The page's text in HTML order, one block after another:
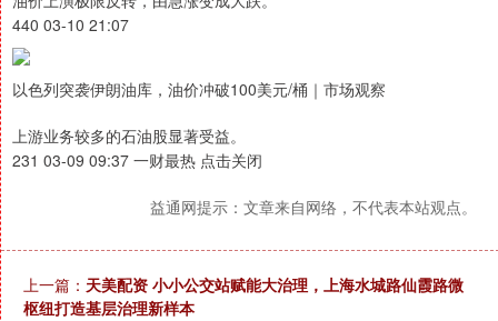
440 03-10 21:07
以色列突袭伊朗油库，油价冲破100美元/桶｜市场观察
上游业务较多的石油股显著受益。
231 03-09 09:37 一财最热 点击关闭
益通网提示：文章来自网络，不代表本站观点。
上一篇： 天美配资 小小公交站赋能大治理，上海水城路仙霞路微
枢纽打造基层治理新样本